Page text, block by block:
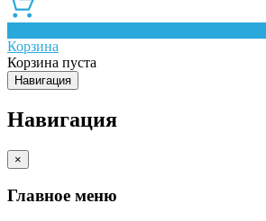
Корзина
Корзина пуста
Навигация
Навигация
×
Главное меню